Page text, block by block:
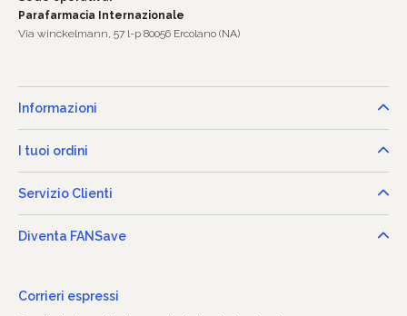
Parafarmacia Internazionale
Via winckelmann, 57 l-p 80056 Ercolano (NA)
Informazioni
I tuoi ordini
Servizio Clienti
Diventa FANSave
Corrieri espressi